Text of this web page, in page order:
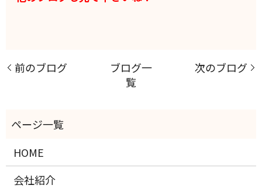
前のブログ
ブログ一
覧
次のブログ
HOME
会社紹介